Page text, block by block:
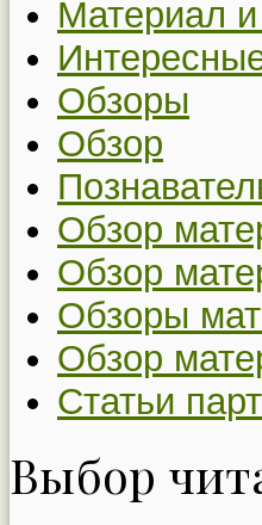
Материал
Обзоры
Обзор
Обзор
Обзор
Обзоры
Обзор
Статьи
Выбор